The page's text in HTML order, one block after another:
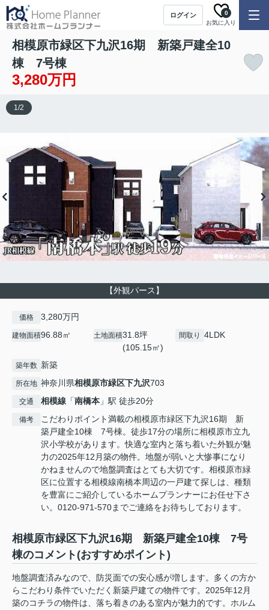
ログイン
お気に入り
0
相模原市緑区下九沢16期 新築戸建全10
棟 7号棟
3,280万円
【外観パース】
1/2
価格 3,280万円
建物面積96.88㎡ 土地面積31.8坪
(105.15㎡)
間取り 4LDK
築年数 新築
所在地 神奈川県相模原市緑区下九沢703
交通 相模線 「南橋本 」駅 徒歩20分
備考
こだわりポイント満載の相模原市緑区下九沢16期 新
築戸建全10棟 7号棟。徒歩17分の場所に相模原市立九
沢小学校があります。快適な室内と落ち着いた外観が魅
力の2025年12月築の物件。地盤が弱いと大惨事になり
かねませんので地盤調査はとても大切です。相模原市緑
区に位置する相模線南橋本周辺の一戸建て探しは、種類
を豊富にご紹介しているホームプランナーにお任せ下さ
い。0120-971-570までご連絡をお待ちしております。
相模原市緑区下九沢16期 新築戸建全10棟 7号
棟のコメント(おすすめポイント)
地盤調査済みなので、防災面での安心感が増します。多くの方か
らこだわり条件でいただく新築戸建ての物件です。2025年12月
築のコチラの物件は、落ち着きのある室内が魅力的です。ホルム